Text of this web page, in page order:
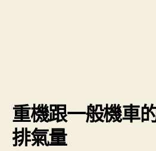
重機跟一般機車
排氣量